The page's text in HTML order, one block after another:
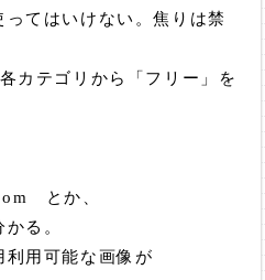
てはいけない。焦りは禁
カテゴリから「フリー」を
とか、
る。
利用可能な画像が